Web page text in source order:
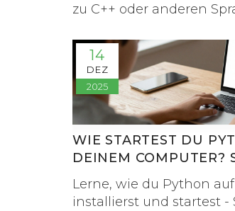
zu C++ oder anderen
14
DEZ
2025
WIE STARTEST DU
DEINEM COMPUTER?
SCHRITT-ANLEITUNG
Lerne, wie du Python
installierst und startest -